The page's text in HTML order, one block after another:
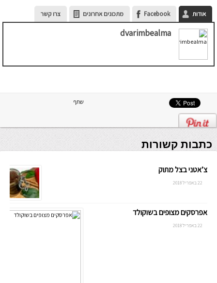
אודות Facebook מתכונים אחרונים צרו קשר
dvarimbealma
שתף
כתבות קשורות
צ’אטני בצל מתוק
22 באפריל 2018
אפרסקים מצופים בשוקולד
22 באפריל 2018